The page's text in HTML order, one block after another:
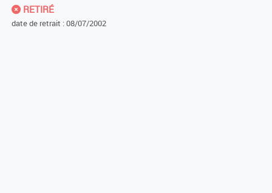
RETIRÉ
date de retrait : 08/07/2002